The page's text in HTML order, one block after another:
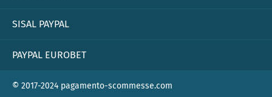
SISAL PAYPAL
PAYPAL EUROBET
© 2017-2024 pagamento-scommesse.com